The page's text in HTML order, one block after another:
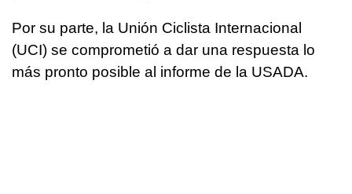
Por su parte, la Unión Ciclista Internacional
(UCI) se comprometió a dar una respuesta lo
más pronto posible al informe de la USADA.